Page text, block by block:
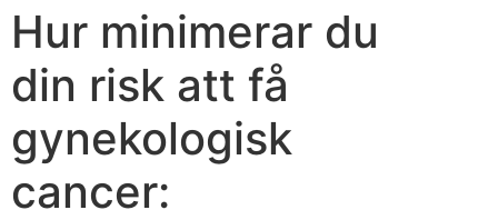
Hur minimerar du
din risk att få
gynekologisk
cancer: